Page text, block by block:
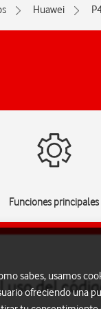
Huawei
Funciones principales
uso del
sabes, usamos
ofreciendo una